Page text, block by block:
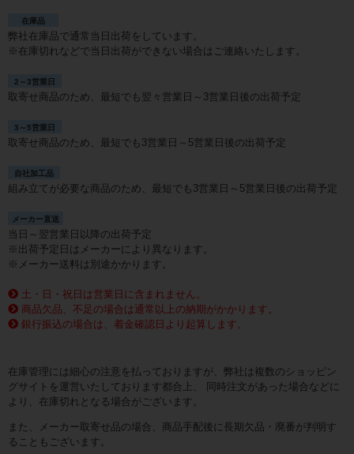
在庫品
弊社在庫品で通常当日出荷をしています。
※在庫切れなどで当日出荷ができない場合はご連絡いたします。
2～3営業日
取寄せ商品のため、最短でも翌々営業日～3営業日後の出荷予定
3～5営業日
取寄せ商品のため、最短でも3営業日～5営業日後の出荷予定
自社加工品
組み立てが必要な商品のため、最短でも3営業日～5営業日後の出荷予定
メーカー直送
当日～翌営業日以降の出荷予定
※出荷予定日はメーカーにより異なります。
※メーカー送料は別途かかります。
土・日・祝日は営業日に含まれません。
商品欠品、不足の場合は通常以上の納期がかかります。
銀行振込の場合は、着金確認日より起算します。
在庫管理には細心の注意を払っておりますが、弊社は複数のショッピン
グサイトを運営いたしております都合上、 同時注文があった場合などに
より、在庫切れとなる場合がございます。
また、メーカー取寄せ品の場合、商品手配後に長期欠品・廃番が判明す
ることもございます。